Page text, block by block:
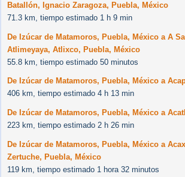
Batallón, Ignacio Zaragoza, Puebla, México
71.3 km, tiempo estimado 1 h 9 min
De Izúcar de Matamoros, Puebla, México a A
Atlimeyaya, Atlixco, Puebla, México
55.8 km, tiempo estimado 50 minutos
De Izúcar de Matamoros, Puebla, México a
406 km, tiempo estimado 4 h 13 min
De Izúcar de Matamoros, Puebla, México a
223 km, tiempo estimado 2 h 26 min
De Izúcar de Matamoros, Puebla, México a
Zertuche, Puebla, México
119 km, tiempo estimado 1 hora 32 minutos